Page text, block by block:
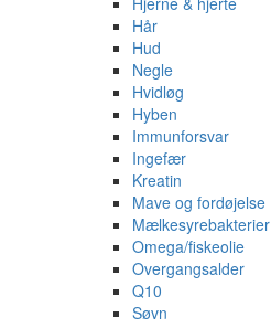
Hår
Hud
Negle
Hvidløg
Hyben
Immunforsvar
Ingefær
Kreatin
Mave og fordøjelse
Mælkesyrebakterier
Omega/fiskeolie
Overgangsalder
Q10
Søvn